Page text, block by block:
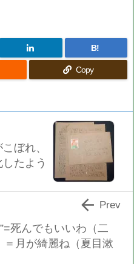
B!
Copy
ぼれ、
たよう
死んでもいいわ（二
＝月が綺麗ね（夏目漱
 Prev